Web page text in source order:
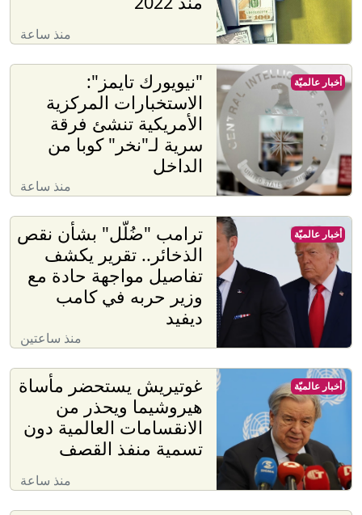
منذ ساعة
"نيويورك تايمز":
الاستخبارات المركزية
الأمريكية تنشئ فرقة
سرية لـ"نخر" كوبا من
الداخل
منذ ساعة
أخبار عالميّة
ترامب "ضُلّل" بشأن نقص
الذخائر.. تقرير يكشف
تفاصيل مواجهة حادة مع
وزير حربه في كامب
ديفيد
منذ ساعتين
أخبار عالميّة
غوتيريش يستحضر مأساة
هيروشيما ويحذر من
الانقسامات العالمية دون
تسمية منفذ القصف
منذ ساعة
أخبار عالميّة